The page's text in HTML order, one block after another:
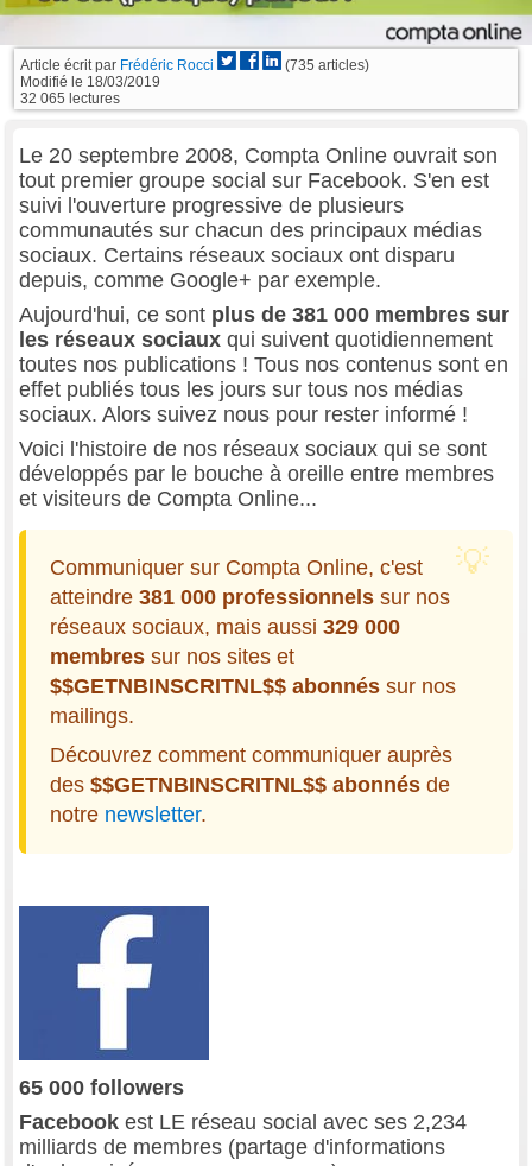
Article écrit par Frédéric Rocci
(735 articles)
Modifié le 18/03/2019
32 065 lectures
Le 20 septembre 2008, Compta Online ouvrait son
tout premier groupe social sur Facebook. S'en est
suivi l'ouverture progressive de plusieurs
communautés sur chacun des principaux médias
sociaux. Certains réseaux sociaux ont disparu
depuis, comme Google+ par exemple.
Aujourd'hui, ce sont plus de 381 000 membres sur
les réseaux sociaux qui suivent quotidiennement
toutes nos publications ! Tous nos contenus sont en
effet publiés tous les jours sur tous nos médias
sociaux. Alors suivez nous pour rester informé !
Voici l'histoire de nos réseaux sociaux qui se sont
développés par le bouche à oreille entre membres
et visiteurs de Compta Online...
Communiquer sur Compta Online, c'est
atteindre 381 000 professionnels sur nos
réseaux sociaux, mais aussi 329 000
membres sur nos sites et
$$GETNBINSCRITNL$$ abonnés sur nos
mailings.
Découvrez comment communiquer auprès
des $$GETNBINSCRITNL$$ abonnés de
notre newsletter.
65 000 followers
Facebook est LE réseau social avec ses 2,234
milliards de membres (partage d'informations